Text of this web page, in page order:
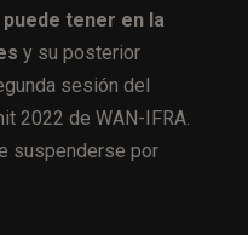
tener en la
y su posterior
sesión del
2022 de WAN-IFRA.
suspenderse por